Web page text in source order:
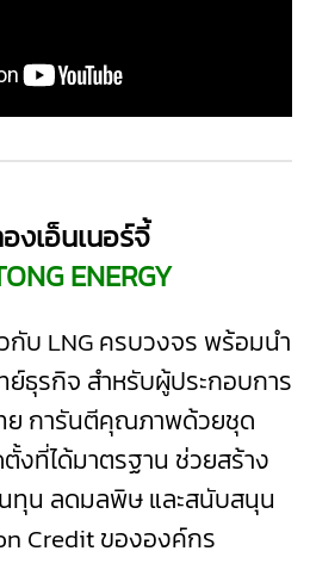
งเอ็นเนอร์จี้
ENERGY
กับ LNG ครบวงจร พร้อมนำ
ย์ธุรกิจ สำหรับผู้ประกอบการ
ย การันตีคุณภาพด้วยชุด
งที่ได้มาตรฐาน ช่วยสร้าง
ทุน ลดมลพิษ และสนับสนุน
Credit ขององค์กร